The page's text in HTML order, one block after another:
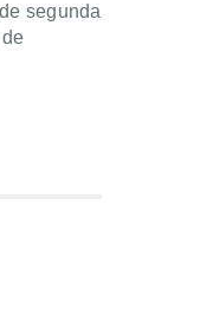
segunda